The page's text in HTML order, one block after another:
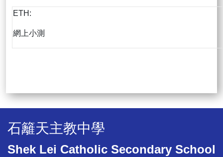
ETH:
網上小測
石籬天主教中學
Shek Lei Catholic Secondary School